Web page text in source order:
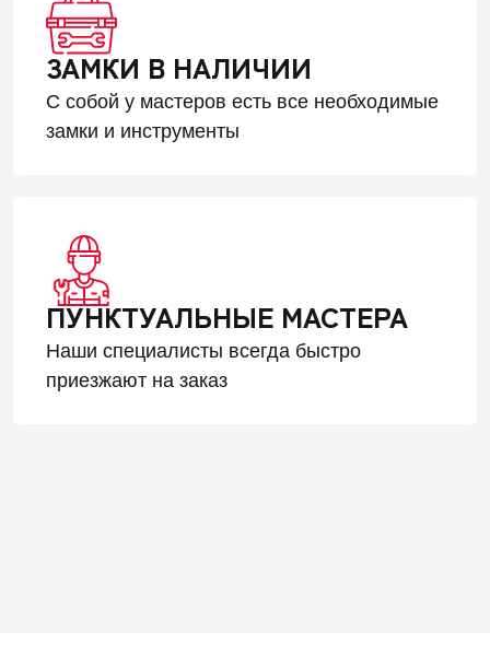
ЗАМКИ В НАЛИЧИИ
С собой у мастеров есть все необходимые
замки и инструменты
ПУНКТУАЛЬНЫЕ МАСТЕРА
Наши специалисты всегда быстро
приезжают на заказ